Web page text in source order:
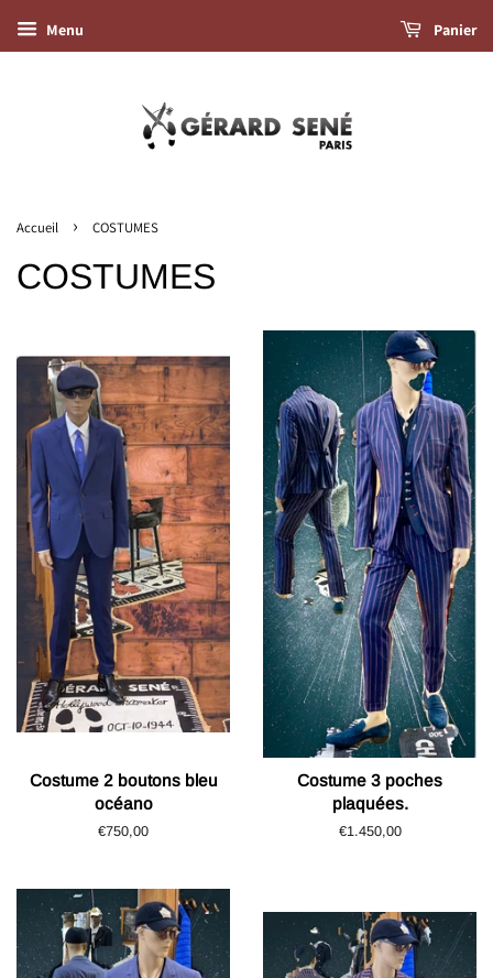
Menu Panier
Accueil › COSTUMES
COSTUMES
Costume 2 boutons bleu
océano
Prix
€750,00
Costume 3 poches
plaquées.
Prix
€1.450,00